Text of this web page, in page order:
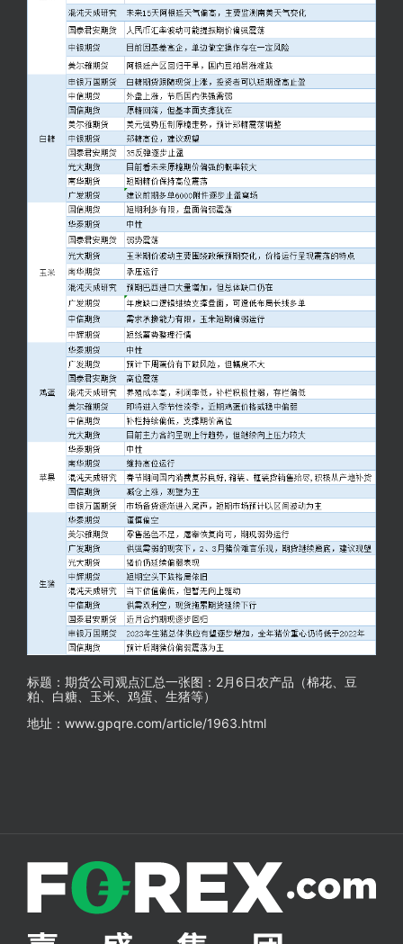
标题：期货公司观点汇总一张图：2月6日农产品（棉花、豆
粕、白糖、玉米、鸡蛋、生猪等）
地址：www.gpqre.com/article/1963.html